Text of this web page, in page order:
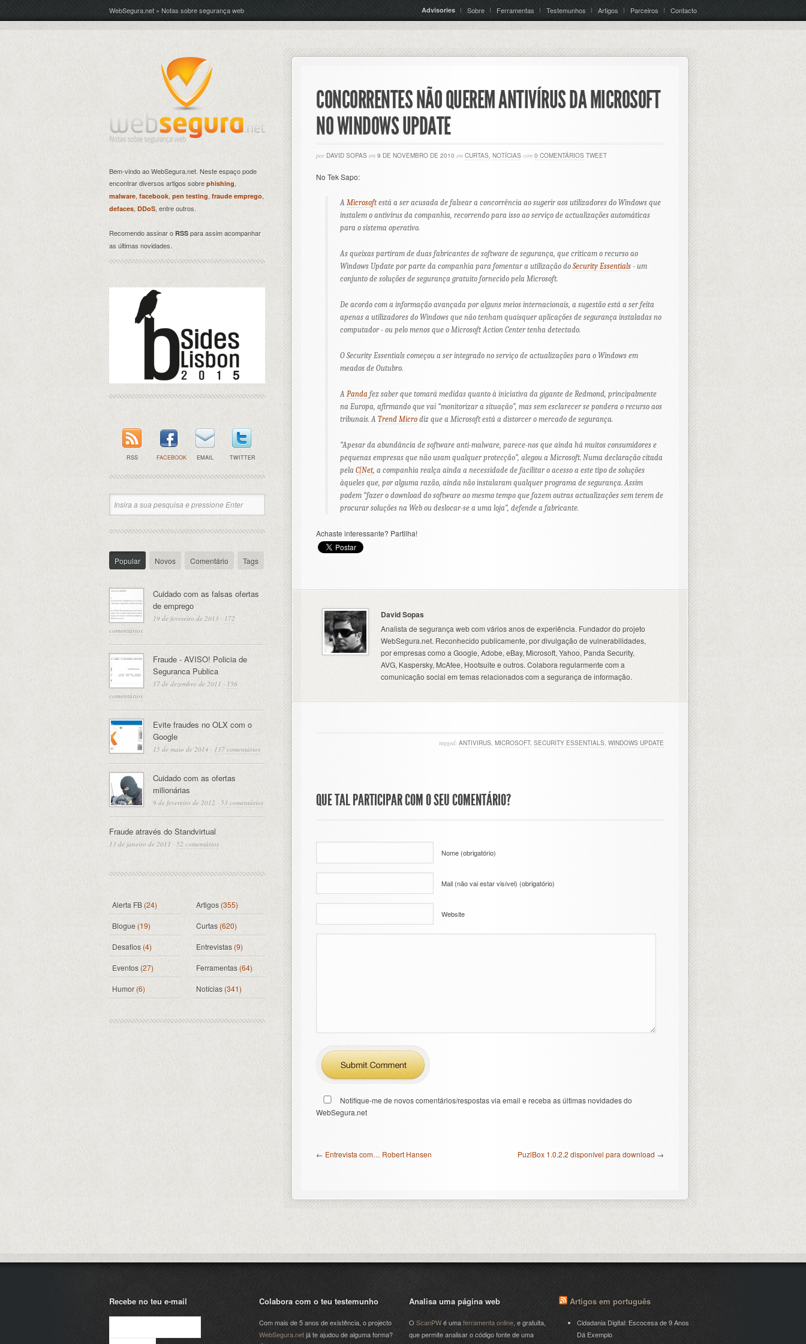
WebSegura.net » Notas sobre segurança web Advisories Sobre Ferramentas Testemunhos Artigos Parceiros Contacto
CONCORRENTES NÃO QUEREM ANTIVÍRUS DA MICROSOFT
NO WINDOWS UPDATE
por DAVID SOPAS em 9 DE NOVEMBRO DE 2010 em CURTAS, NOTÍCIAS com 0 COMENTÁRIOS TWEET
No Tek Sapo:
A Microsoftestá a ser acusada de falsear a concorrência ao sugerir aos utilizadores do Windows que
instalem o antivírus da companhia, recorrendo para isso ao serviço de actualizações automáticas
para o sistema operativo.
As queixas partiram de duas fabricantes de software de segurança, que criticam o recurso ao
Windows Update por parte da companhia para fomentar a utilização do Security Essentials - um
conjunto de soluções de segurança gratuito fornecido pela Microsoft.
De acordo com a informação avançada por alguns meios internacionais, a sugestão está a ser feita
apenas a utilizadores do Windows que não tenham quaisquer aplicações de segurança instaladas no
computador - ou pelo menos que o Microsoft Action Center tenha detectado.
O Security Essentials começou a ser integrado no serviço de actualizações para o Windows em
meados de Outubro.
A Panda fez saber que tomará medidas quanto à iniciativa da gigante de Redmond, principalmente
na Europa, afirmando que vai “monitorizar a situação”, mas sem esclarecer se pondera o recurso aos
tribunais. A Trend Micro diz que a Microsoft está a distorcer o mercado de segurança.
“Apesar da abundância de software anti-malware, parece-nos que ainda há muitos consumidores e
pequenas empresas que não usam qualquer protecção”, alegou a Microsoft. Numa declaração citada
pela C|Net, a companhia realça ainda a necessidade de facilitar o acesso a este tipo de soluções
àqueles que, por alguma razão, ainda não instalaram qualquer programa de segurança. Assim
podem “fazer o download do software ao mesmo tempo que fazem outras actualizações sem terem de
procurar soluções na Web ou deslocar-se a uma loja”, defende a fabricante.
Achaste interessante? Partilha!
David Sopas
Analista de segurança web com vários anos de experiência. Fundador do projeto
WebSegura.net. Reconhecido publicamente, por divulgação de vulnerabilidades,
por empresas como a Google, Adobe, eBay, Microsoft, Yahoo, Panda Security,
AVG, Kaspersky, McAfee, Hootsuite e outros. Colabora regularmente com a
comunicação social em temas relacionados com a segurança de informação.
tagged: ANTIVIRUS, MICROSOFT, SECURITY ESSENTIALS, WINDOWS UPDATE
QUE TAL PARTICIPAR COM O SEU COMENTÁRIO?
Nome (obrigatório)
Mail (não vai estar visível) (obrigatório)
Website
Notifique-me de novos comentários/respostas via email e receba as últimas novidades do
WebSegura.net
← Entrevista com… Robert Hansen PuzlBox 1.0.2.2 disponível para download →
Bem-vindo ao WebSegura.net. Neste espaço pode
encontrar diversos artigos sobre phishing,
malware, facebook, pen testing, fraude emprego,
defaces DDoS, entre outros.
Recomendo assinar o RSS para assim acompanhar
as últimas novidades.
RSS FACEBOOK EMAIL TWITTER
Popular Novos Comentário Tags
Cuidado com as falsas ofertas
de emprego
19 de fevereiro de 2013 · 172
comentários
Fraude - AVISO! Policia de
Seguranca Publica
17 de dezembro de 2011 · 156
comentários
Evite fraudes no OLX com o
Google
15 de maio de 2014 · 137 comentários
Cuidado com as ofertas
milionárias
9 de fevereiro de 2012 · 53 comentários
Fraude através do Standvirtual
13 de janeiro de 2011 · 52 comentários
Alerta FB(24) Artigos(355)
Blogue(19) Curtas (620)
Desafios (4) Entrevistas (9)
Eventos (27) Ferramentas(64)
Humor(6) Notícias (341)
Recebe no teu e-mail Colabora com o teu testemunho
Com mais de 5 anos de existência, o projecto
WebSegura.netjá te ajudou de alguma forma?
Analisa uma página web
OScanPWé umaferramenta online, e gratuita,
que permite analisar o código fonte de uma
Artigos em português
Cidadania Digital: Escocesa de 9 Anos
Dá Exemplo